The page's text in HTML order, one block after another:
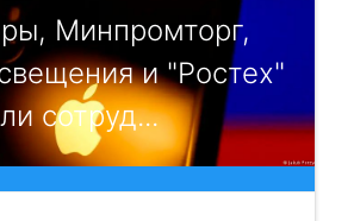
Минпромторг,
и "Ростех"
сотруд...